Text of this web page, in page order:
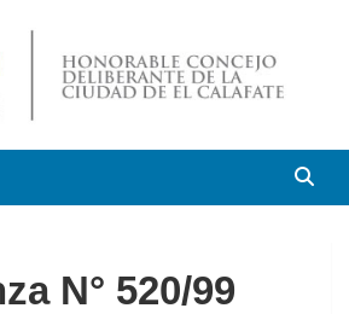
Concejo
de El Calafate
N° 520/99